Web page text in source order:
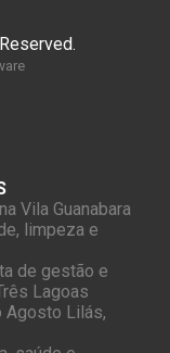
Vila Guanabara
limpeza e
de gestão e
Lagoas
Agosto Lilás,